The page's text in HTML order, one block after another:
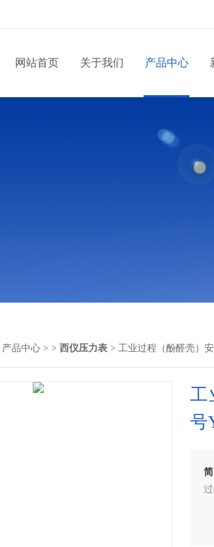
网站首页 关于我们 产品中心
产品中心 > > 西仪压力表 > 工业过程（酚醛壳）
工
号